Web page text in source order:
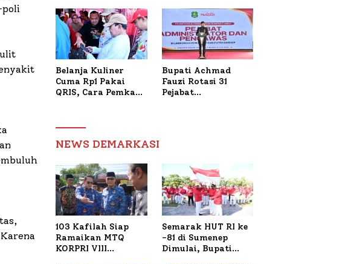
poli
Tani Tembakau
Serahkan Bantuan
Bedah RTLH di Dua
Kecamatan
Belanja Kuliner
Cuma Rp1 Pakai
QRIS, Cara Pemkab
Bupati Achmad
Fauzi Rotasi 31
Pejabat
NEWS DEMARKASI
103 Kafilah Siap
Ramaikan MTQ
KORPRI VIII
Semarak HUT RI ke
-81 di Sumenep
Dimulai, Bupati